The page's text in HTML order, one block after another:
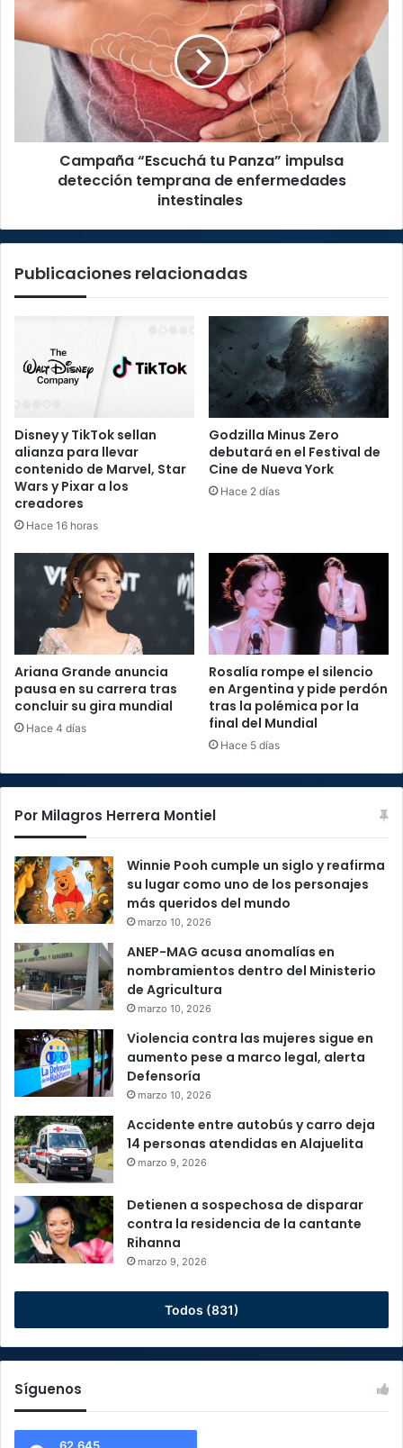
“Escuchá
tu
Panza”
impulsa
detección
temprana
enfermedades
intestinalesCampaña “Escuchá tu Panza” impulsa
detección temprana de enfermedades
intestinales
Publicaciones relacionadas
Disney y TikTok sellan
alianza para llevar
contenido de Marvel, Star
Wars y Pixar a los
creadores
Hace 16 horas
Godzilla Minus Zero
debutará en el Festival de
Cine de Nueva York
Hace 2 días
Ariana Grande anuncia
pausa en su carrera tras
concluir su gira mundial
Hace 4 días
Rosalía rompe el silencio
en Argentina y pide perdón
tras la polémica por la
final del Mundial
Hace 5 días
Por Milagros Herrera Montiel
Winnie Pooh cumple un siglo y reafirma
su lugar como uno de los personajes
más queridos del mundo
marzo 10, 2026
ANEP-MAG acusa anomalías en
nombramientos dentro del Ministerio
de Agricultura
marzo 10, 2026
Violencia contra las mujeres sigue en
aumento pese a marco legal, alerta
Defensoría
marzo 10, 2026
Accidente entre autobús y carro deja
14 personas atendidas en Alajuelita
marzo 9, 2026
Detienen a sospechosa de disparar
contra la residencia de la cantante
Rihanna
marzo 9, 2026
Todos (831)
Síguenos
62.645